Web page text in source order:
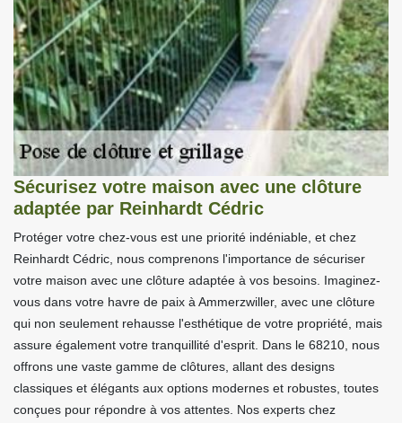
Sécurisez votre maison avec une clôture
adaptée par Reinhardt Cédric
Protéger votre chez-vous est une priorité indéniable, et chez
Reinhardt Cédric, nous comprenons l'importance de sécuriser
votre maison avec une clôture adaptée à vos besoins. Imaginez-
vous dans votre havre de paix à Ammerzwiller, avec une clôture
qui non seulement rehausse l'esthétique de votre propriété, mais
assure également votre tranquillité d'esprit. Dans le 68210, nous
offrons une vaste gamme de clôtures, allant des designs
classiques et élégants aux options modernes et robustes, toutes
conçues pour répondre à vos attentes. Nos experts chez